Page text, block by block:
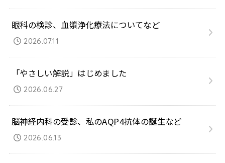
眼科の検診、血漿浄化療法についてなど
2026.07.11
「やさしい解説」はじめました
2026.06.27
脳神経内科の受診、私のAQP4抗体の誕生など
2026.06.13